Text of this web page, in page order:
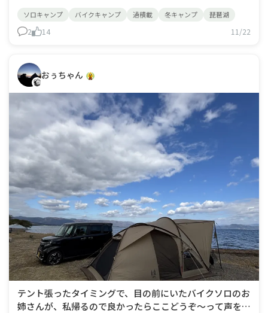
ようかと思っていて 予想の最低気温が４℃と言うこと
は、朝方はかなり寒い。 暖房関係も色々持っていきた
ソロキャンプ バイクキャンプ 過積載 冬キャンプ 琵琶湖
2 14 11/22
おぅちゃん
テント張ったタイミングで、目の前にいたバイクソロのお
姉さんが、私帰るので良かったらここどうぞ～って声を掛